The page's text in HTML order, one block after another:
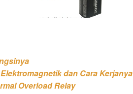
dan Cara Kerjanya
Overload Relay